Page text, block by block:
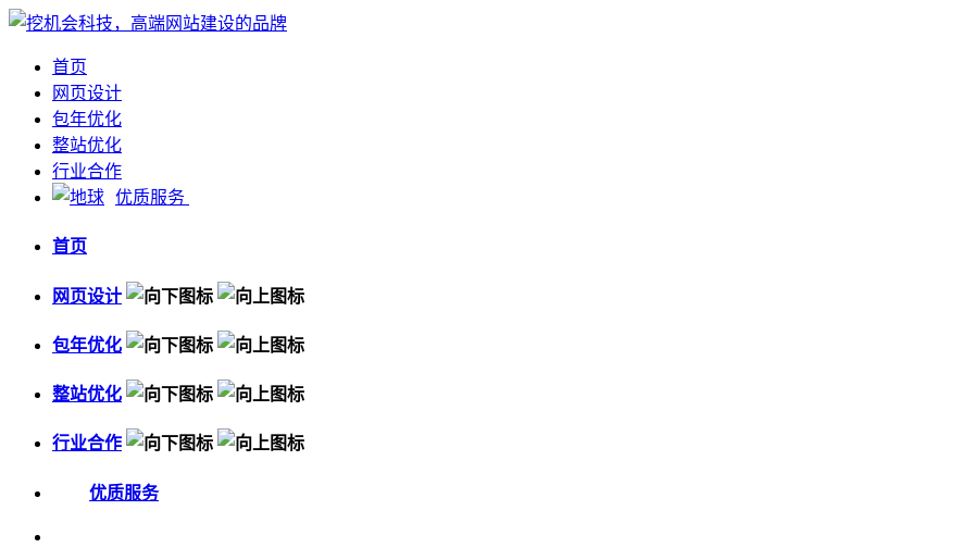
首页
网页设计
包年优化
整站优化
行业合作
优质服务
首页
网页设计
包年优化
整站优化
行业合作
优质服务